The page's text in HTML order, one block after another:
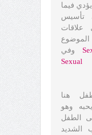
فيما
تأسيس
علاقات
وفي
Sexual
هنا
وهو
الطفل
الشديد